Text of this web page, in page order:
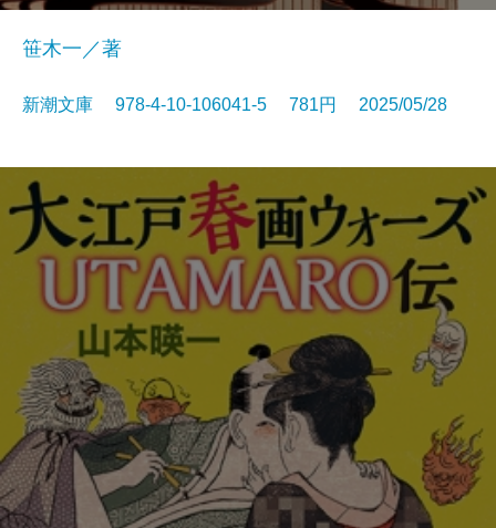
笹木一／著
新潮文庫 978-4-10-106041-5 781円 2025/05/28